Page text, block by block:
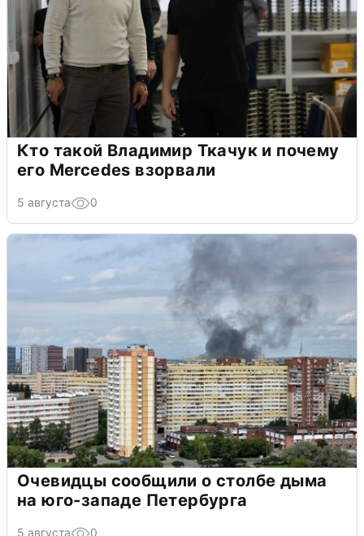
Кто такой Владимир Ткачук и почему
его Mercedes взорвали
5 августа 0
Очевидцы сообщили о столбе дыма
на юго-западе Петербурга
5 августа 0